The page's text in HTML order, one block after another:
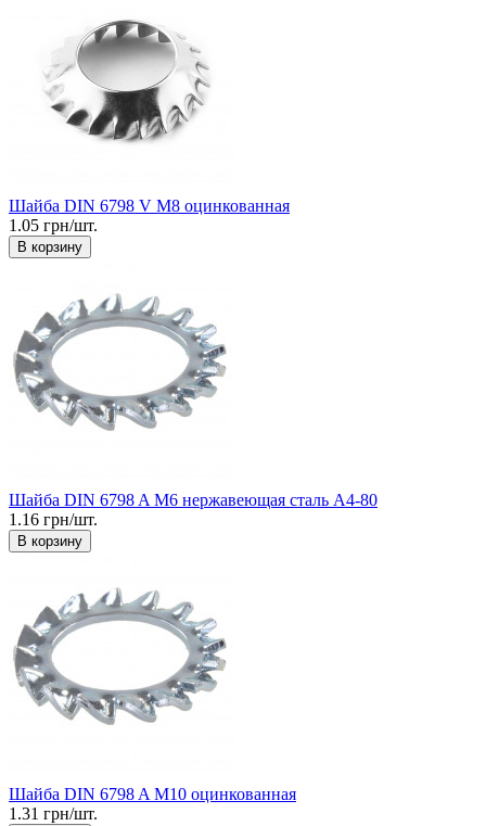
Шайба DIN 6798 V М8 оцинкованная
1.05 грн/шт.
В корзину
Шайба DIN 6798 A М6 нержавеющая сталь А4-80
1.16 грн/шт.
В корзину
Шайба DIN 6798 A М10 оцинкованная
1.31 грн/шт.